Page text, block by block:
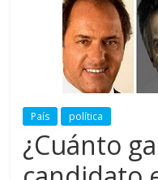
País política
¿Cuánto